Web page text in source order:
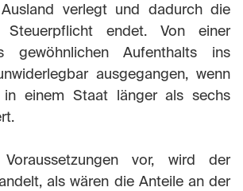
verlegt und dadurch die
Steuerpflicht endet. Von einer
gewöhnlichen Aufenthalts ins
ausgegangen, wenn
in einem Staat länger als sechs
vor, wird der
als wären die Anteile an der